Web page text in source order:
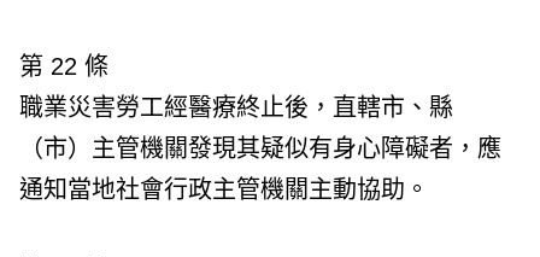
第 22 條
職業災害勞工經醫療終止後，直轄市、縣
（市）主管機關發現其疑似有身心障礙者，應
通知當地社會行政主管機關主動協助。